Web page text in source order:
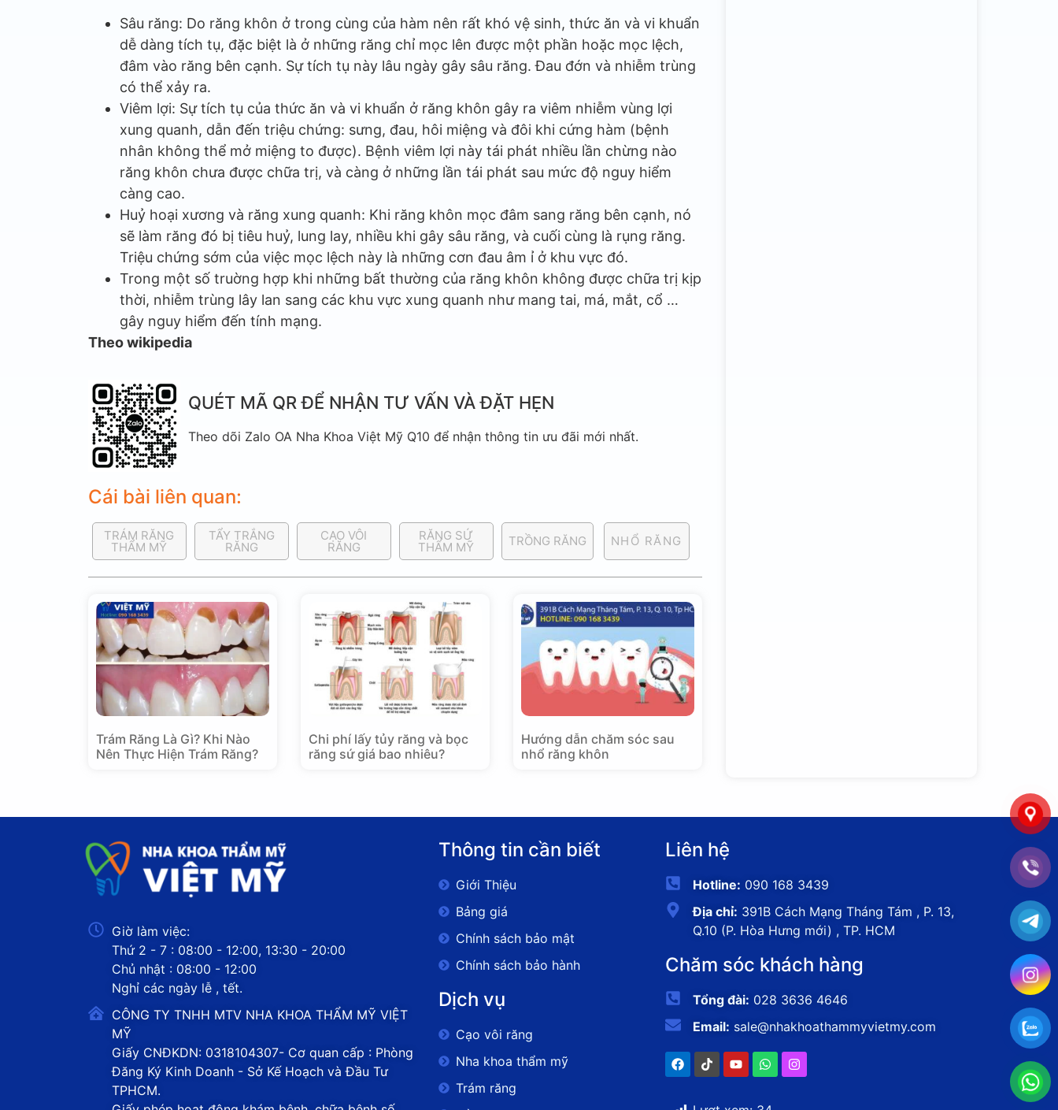
Sâu răng: Do răng khôn ở trong cùng của hàm nên rất khó vệ sinh, thức ăn và vi khuẩn
dễ dàng tích tụ, đặc biệt là ở những răng chỉ mọc lên được một phần hoặc mọc lệch,
đâm vào răng bên cạnh. Sự tích tụ này lâu ngày gây sâu răng. Đau đớn và nhiễm trùng
có thể xảy ra.
Viêm lợi: Sự tích tụ của thức ăn và vi khuẩn ở răng khôn gây ra viêm nhiễm vùng lợi
xung quanh, dẫn đến triệu chứng: sưng, đau, hôi miệng và đôi khi cứng hàm (bệnh
nhân không thể mở miệng to được). Bệnh viêm lợi này tái phát nhiều lần chừng nào
răng khôn chưa được chữa trị, và càng ở những lần tái phát sau mức độ nguy hiểm
càng cao.
Huỷ hoại xương và răng xung quanh: Khi răng khôn mọc đâm sang răng bên cạnh, nó
sẽ làm răng đó bị tiêu huỷ, lung lay, nhiều khi gây sâu răng, và cuối cùng là rụng răng.
Triệu chứng sớm của việc mọc lệch này là những cơn đau âm ỉ ở khu vực đó.
Trong một số truờng hợp khi những bất thường của răng khôn không được chữa trị kịp
thời, nhiễm trùng lây lan sang các khu vực xung quanh như mang tai, má, mắt, cổ …
gây nguy hiểm đến tính mạng.
Theo wikipedia
QUÉT MÃ QR ĐỂ NHẬN TƯ VẤN VÀ ĐẶT HẸN
Theo dõi Zalo OA Nha Khoa Việt Mỹ Q10 để nhận thông tin ưu đãi mới nhất.
Cái bài liên quan:
TRÁM RĂNG
THẨM MỸ
TẨY TRẮNG
RĂNG
CẠO VÔI
RĂNG
RĂNG SỨ
THẨM MỸ TRỒNG RĂNG NHỔ RĂNG
Trám Răng Là Gì? Khi Nào
Nên Thực Hiện Trám Răng?
Chi phí lấy tủy răng và bọc
răng sứ giá bao nhiêu?
Hướng dẫn chăm sóc sau
nhổ răng khôn
Giờ làm việc:
Thứ 2 - 7 : 08:00 - 12:00, 13:30 - 20:00
Chủ nhật : 08:00 - 12:00
Nghỉ các ngày lễ , tết.
CÔNG TY TNHH MTV NHA KHOA THẨM MỸ VIỆT
MỸ
Giấy CNĐKDN: 0318104307- Cơ quan cấp : Phòng
Đăng Ký Kinh Doanh - Sở Kế Hoạch và Đầu Tư
TPHCM.
Thông tin cần biết
Giới Thiệu
Bảng giá
Chính sách bảo mật
Chính sách bảo hành
Dịch vụ
Cạo vôi răng
Nha khoa thẩm mỹ
Trám răng
Liên hệ
Hotline: 090 168 3439
Địa chỉ: 391B Cách Mạng Tháng Tám , P. 13,
Q.10 (P. Hòa Hưng mới) , TP. HCM
Chăm sóc khách hàng
Tổng đài: 028 3636 4646
Email: sale@nhakhoathammyvietmy.com